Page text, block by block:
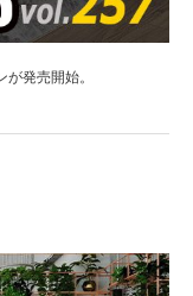
発売開始。